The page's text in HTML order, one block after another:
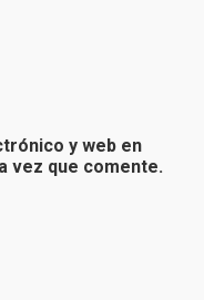
y web en
vez que comente.